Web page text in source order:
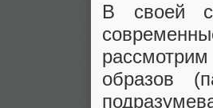
В своей
образов